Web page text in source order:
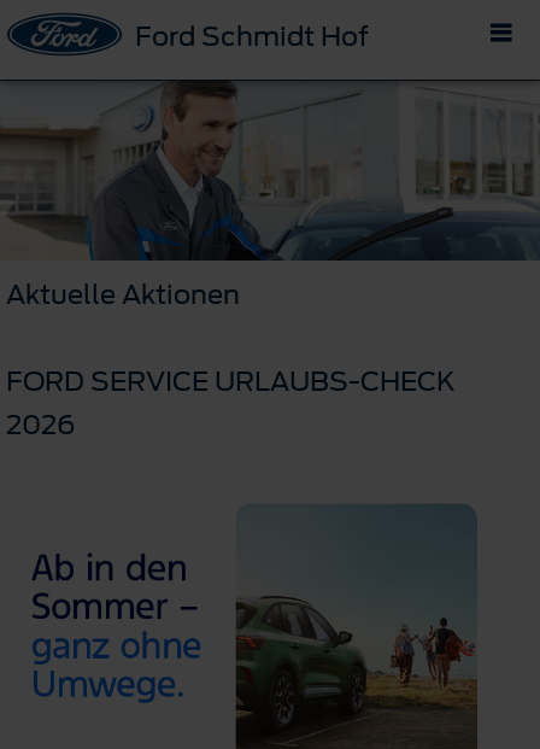
Ford Schmidt Hof
Aktuelle Aktionen
FORD SERVICE URLAUBS-CHECK
2026